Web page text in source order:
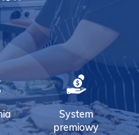
System
premiowy